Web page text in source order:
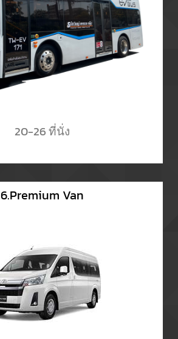
20-26 ที่นั่ง
6.Premium Van